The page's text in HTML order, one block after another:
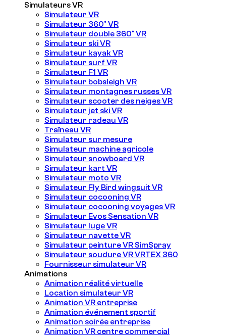
Simulateurs VR
Simulateur VR
Simulateur 360° VR
Simulateur double 360° VR
Simulateur ski VR
Simulateur kayak VR
Simulateur surf VR
Simulateur F1 VR
Simulateur bobsleigh VR
Simulateur montagnes russes VR
Simulateur scooter des neiges VR
Simulateur jet ski VR
Simulateur radeau VR
Traîneau VR
Simulateur sur mesure
Simulateur machine agricole
Simulateur snowboard VR
Simulateur kart VR
Simulateur moto VR
Simulateur Fly Bird wingsuit VR
Simulateur cocooning VR
Simulateur cocooning voyages VR
Simulateur Evos Sensation VR
Simulateur luge VR
Simulateur navette VR
Simulateur peinture VR SimSpray
Simulateur soudure VR VRTEX 360
Fournisseur simulateur VR
Animations
Animation réalité virtuelle
Location simulateur VR
Animation VR entreprise
Animation événement sportif
Animation soirée entreprise
Animation VR centre commercial